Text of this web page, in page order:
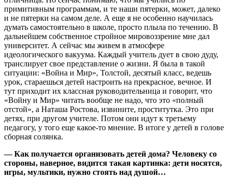
примитивным программам, и те наши пятерки, может, далеко
и не пятерки на самом деле. А еще я не особенно научилась
думать самостоятельно в школе, просто плыла по течению. В
дальнейшем собственное стройное мировоззрение мне дал
университет. А сейчас мы живем в атмосфере
идеологического вакуума. Каждый учитель дует в свою дуду,
транслирует свое представление о жизни. Я была в такой
ситуации: «Война и Мир», Толстой, десятый класс, ведешь
урок, стараешься детей настроить на прекрасное, вечное. И
тут приходит их классная руководительница и говорит, что
«Войну и Мир» читать вообще не надо, что это «полный
отстой», а Наташа Ростова, извините, проститутка. Это при
детях, при другом учителе. Потом они идут к третьему
педагогу, у того еще какое-то мнение. В итоге у детей в голове
сборная солянка.
— Как получается организовать детей дома? Человеку со
стороны, наверное, видится такая картинка: дети носятся,
игры, мультики, нужно стоять над душой…